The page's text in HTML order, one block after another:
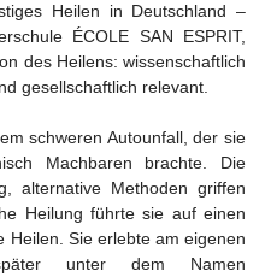
Heilen in Deutschland –
ÉCOLE SAN ESPRIT,
des Heilens: wissenschaftlich
gesellschaftlich relevant.
schweren Autounfall, der sie
Machbaren brachte. Die
alternative Methoden griffen
Heilung führte sie auf einen
Heilen. Sie erlebte am eigenen
unter dem Namen